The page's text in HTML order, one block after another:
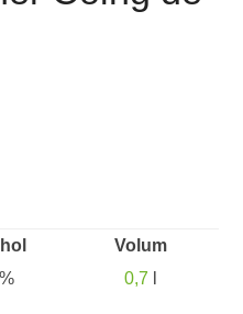
Volum
0,7